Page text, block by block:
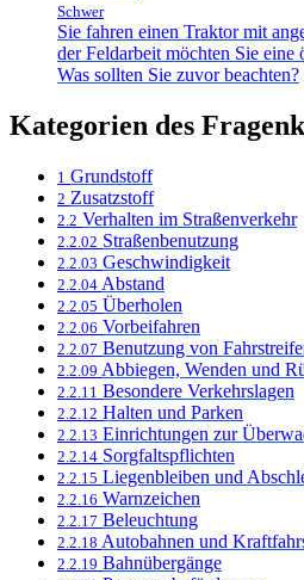
Schwer
Sie fahren einen Traktor mit
der Feldarbeit möchten Sie eine
Was sollten Sie zuvor beachten?
Kategorien des
1 Grundstoff
2 Zusatzstoff
2.2 Verhalten im Straßenverkehr
2.2.02 Straßenbenutzung
2.2.03 Geschwindigkeit
2.2.04 Abstand
2.2.05 Überholen
2.2.06 Vorbeifahren
2.2.07 Benutzung von
2.2.09 Abbiegen, Wenden und
2.2.11 Besondere Verkehrslagen
2.2.12 Halten und Parken
2.2.13 Einrichtungen zur
2.2.14 Sorgfaltspflichten
2.2.15 Liegenbleiben und
2.2.16 Warnzeichen
2.2.17 Beleuchtung
2.2.18 Autobahnen und
2.2.19 Bahnübergänge